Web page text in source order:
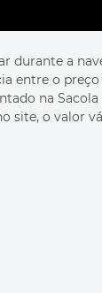
durante a
entre o
na
site, o valor